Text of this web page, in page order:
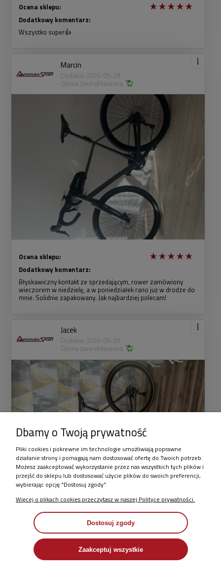
Ocena sklepu:
Dodatkowy komentarz:
Wszystko super👍
Marcin
Dodano: 2026-05-29
Opinia zweryfikowana
Ocena sklepu:
Dodatkowy komentarz:
Błyskawiczny kontakt ze sprzedającym, rower zamówiony
wieczorem w niedzielę, a w poniedziałek rano już w drodze do
mnie. Solidnie zapakowany. Jak najbardziej polecam!
Jacek
Dodano: 2026-05-09
Opinia zweryfikowana
Ocena sklepu:
Dodatkowy komentarz:
Obsługa przemiła,produkt w moim przypadku rower unibike
gravel geos wyregulowany i sprawny do jazdy.A co
najważniejsze kupiony w promocji.Nic tylko jeździć.Polecam
Dbamy o Twoją prywatność
Pliki cookies i pokrewne im technologie umożliwiają poprawne
działanie strony i pomagają nam dostosować ofertę do Twoich potrzeb.
Możesz zaakceptować wykorzystanie przez nas wszystkich tych plików i
przejść do sklepu lub dostosować użycie plików do swoich preferencji,
wybierając opcję "Dostosuj zgody".
Więcej o plikach cookies przeczytasz w naszej Polityce prywatności.
Dostosuj zgody
Zaakceptuj wszystkie